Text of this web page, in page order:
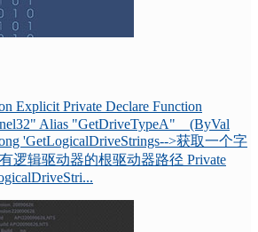
Explicit Private Declare Function
Alias "GetDriveTypeA" _ (ByVal
'GetLogicalDriveStrings-->获取一个字
逻辑驱动器的根驱动器路径 Private